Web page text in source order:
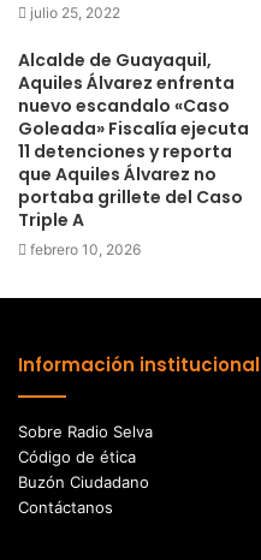
julio 25, 2022
Alcalde de Guayaquil,
Aquiles Álvarez enfrenta
nuevo escandalo «Caso
Goleada» Fiscalía ejecuta
11 detenciones y reporta
que Aquiles Álvarez no
portaba grillete del Caso
Triple A
febrero 10, 2026
Información institucional
Sobre Radio Selva
Código de ética
Buzón Ciudadano
Contáctanos